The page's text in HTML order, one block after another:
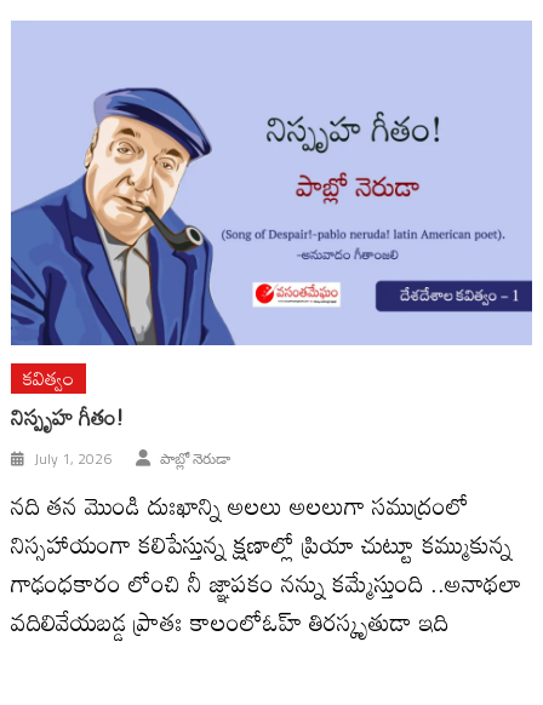
కవిత్వం
నిస్పృహ గీతం!
July 1, 2026 పాబ్లో నెరుడా
నది తన మొండి దుఃఖాన్ని అలలు అలలుగా సముద్రంలో
నిస్సహాయంగా కలిపేస్తున్న క్షణాల్లో ప్రియా చుట్టూ కమ్ముకున్న
గాఢంధకారం లోంచి నీ జ్ఞాపకం నన్ను కమ్మేస్తుంది ..అనాథలా
వదిలివేయబడ్డ ప్రాతః కాలంలోఓహ్ తిరస్కృతుడా ఇది